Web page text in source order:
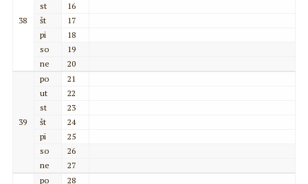
38
st
16
št
17
pi
18
so
19
ne
20
39
po
21
ut
22
st
23
št
24
pi
25
so
26
ne
27
po
28